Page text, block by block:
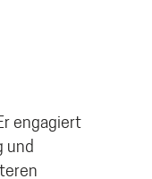
engagiert
und